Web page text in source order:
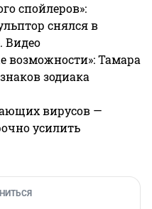
спойлеров»:
снялся в
Видео
возможности»: Тамара
зодиака
вирусов —
усилить